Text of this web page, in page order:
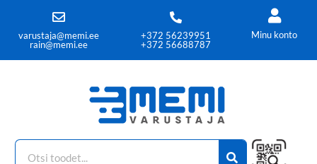
varustaja@memi.ee
rain@memi.ee
+372 56239951
+372 56688787
Minu konto